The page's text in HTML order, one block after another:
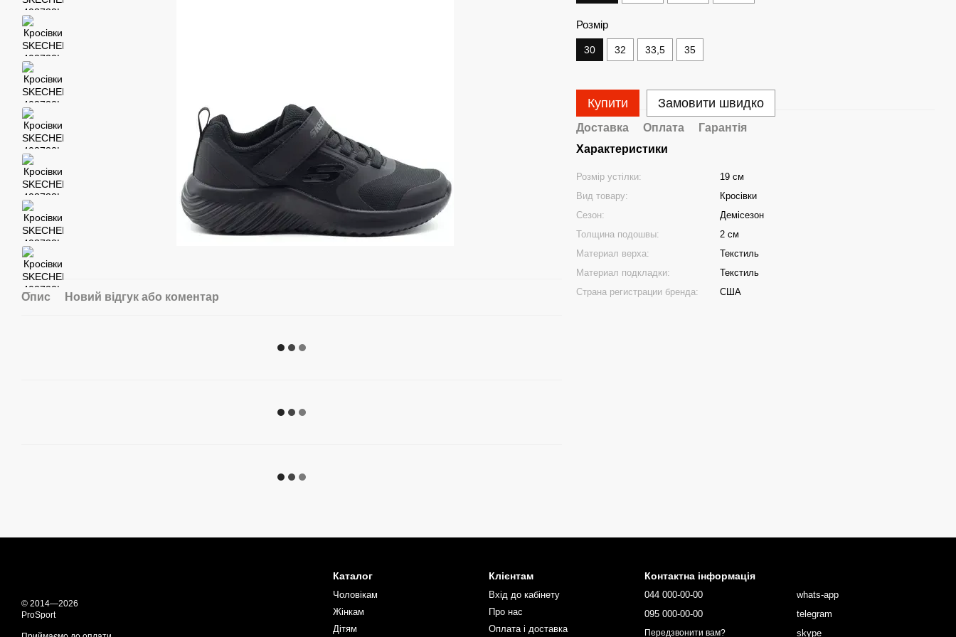
Опис Новий відгук або коментар
Розмір
30 32 33,5 35
Купити Замовити швидко
Доставка Оплата
Гарантія
Характеристики
Розмір устілки:
19 см
Вид товару:
Кросівки
Сезон:
Демісезон
Толщина подошвы:
2 см
Материал верха:
Текстиль
Материал подкладки:
Текстиль
Страна регистрации бренда:
США
© 2014—2026
ProSport
Каталог
Чоловікам
Жінкам
Дітям
Клієнтам
Вхід до кабінету
Про нас
Оплата і доставка
Контактна інформація
044 000-00-00
095 000-00-00
Передзвонити вам?
whats-app
telegram
skype